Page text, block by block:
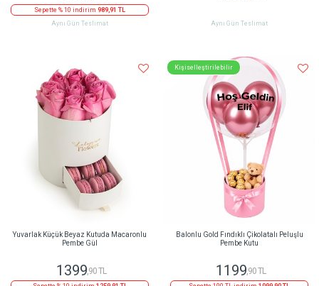
Sepette % 10 indirim 989,91 TL
Aynı Gün Teslimat
Aynı Gün Teslimat
Yuvarlak Küçük Beyaz Kutuda Macaronlu
Pembe Gül
1399 ,90 TL
Kişiselleştirilebilir
Balonlu Gold Fındıklı Çikolatalı Peluşlu
Pembe Kutu
1199 ,90 TL